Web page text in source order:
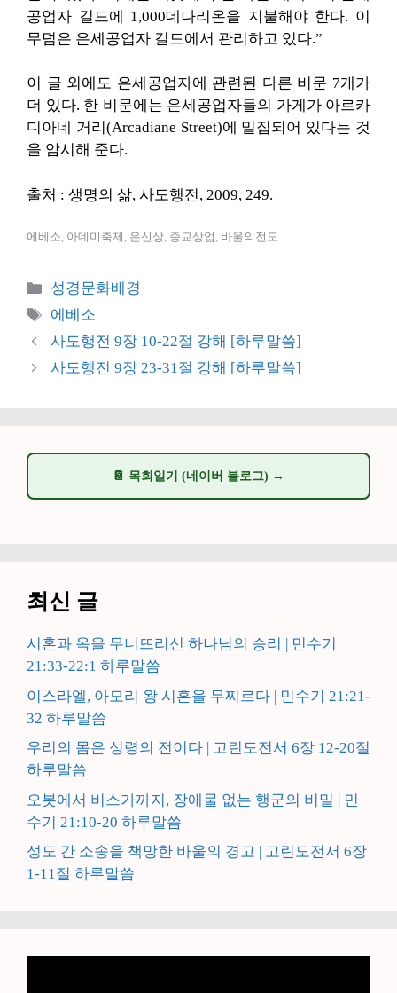
공업자 길드에 1,000데나리온을 지불해야 한다. 이
무덤은 은세공업자 길드에서 관리하고 있다.”
이 글 외에도 은세공업자에 관련된 다른 비문 7개가
더 있다. 한 비문에는 은세공업자들의 가게가 아르카
디아네 거리(Arcadiane Street)에 밀집되어 있다는 것
을 암시해 준다.
출처 : 생명의 삶, 사도행전, 2009, 249.
에베소, 아데미축제, 은신상, 종교상업, 바울의전도
카
테
리
성경문화배경
태
그
에베소
사도행전 9장 10-22절 강해 [하루말씀]
사도행전 9장 23-31절 강해 [하루말씀]
📔 목회일기 (네이버 블로그) →
최신 글
시혼과 옥을 무너뜨리신 하나님의 승리 | 민수기
21:33-22:1 하루말씀
이스라엘, 아모리 왕 시혼을 무찌르다 | 민수기 21:21-
32 하루말씀
우리의 몸은 성령의 전이다 | 고린도전서 6장 12-20절
하루말씀
오봇에서 비스가까지, 장애물 없는 행군의 비밀 | 민
수기 21:10-20 하루말씀
성도 간 소송을 책망한 바울의 경고 | 고린도전서 6장
1-11절 하루말씀